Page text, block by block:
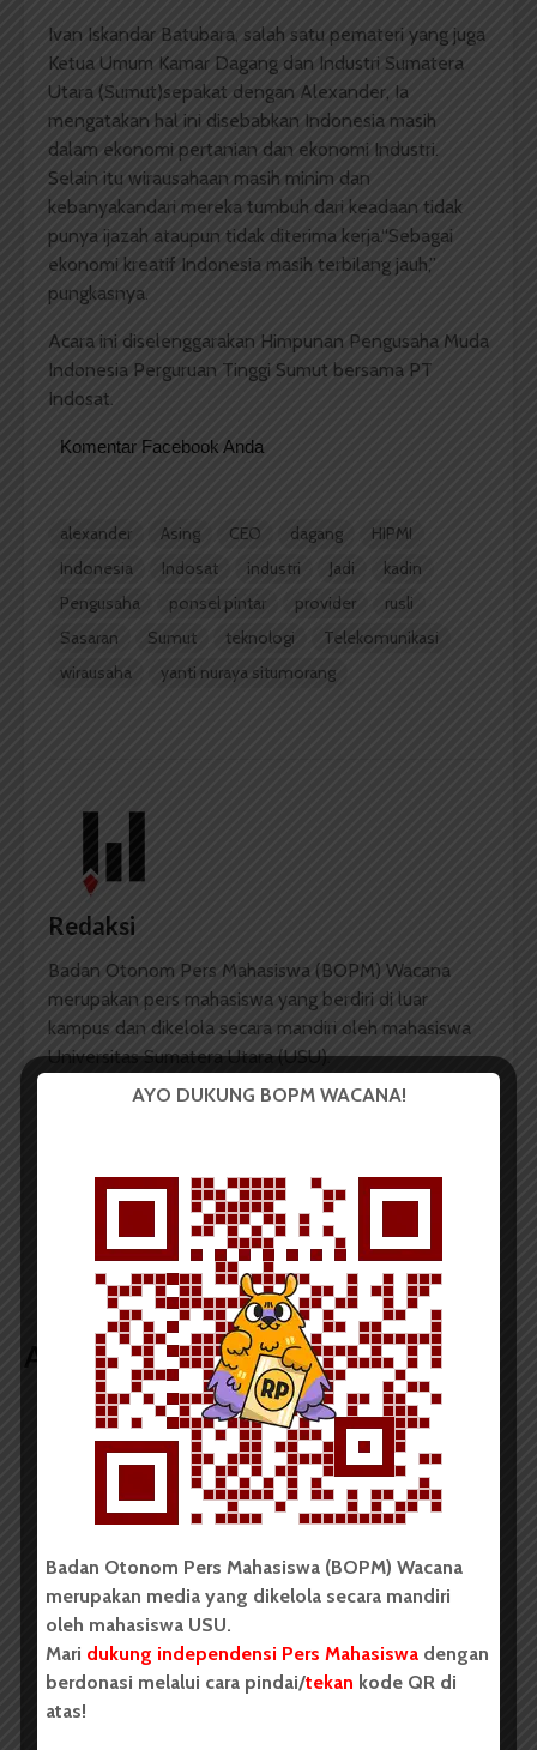
Ivan Iskandar Batubara, salah satu pemateri yang juga
Ketua Umum Kamar Dagang dan Industri Sumatera
Utara (Sumut)sepakat dengan Alexander, Ia
mengatakan hal ini disebabkan Indonesia masih
dalam ekonomi pertanian dan ekonomi Industri.
Selain itu wirausahaan masih minim dan
kebanyakandari mereka tumbuh dari keadaan tidak
punya ijazah ataupun tidak diterima kerja.“Sebagai
ekonomi kreatif Indonesia masih terbilang jauh,”
pungkasnya.
Acara ini diselenggarakan Himpunan Pengusaha Muda
Indonesia Perguruan Tinggi Sumut bersama PT
Indosat.
Komentar Facebook Anda
alexander Asing CEO dagang
HIPMI
Indonesia
Indosat industri Jadi
kadin
Pengusaha
ponsel pintar provider
rusli
Sasaran
Sumut teknologi
Telekomunikasi
wirausaha
yanti nuraya situmorang
Redaksi
Badan Otonom Pers Mahasiswa (BOPM) Wacana
merupakan pers mahasiswa yang berdiri di luar
kampus dan dikelola secara mandiri oleh mahasiswa
Universitas Sumatera Utara (USU).
Pema USU Minta
Perbaikan Instalasi Air-
Listrik Sekretariat
Daur Ulang Barang
Bekas Bisa Jadi Wadah
Promosi Kesehatan
Artikel terkait lain
BERITA KAMPUS
BPDP Sosialisasikan Lomba Riset
Mahasiswa 2026, Dorong Inovasi
Penelitian dalam Sektor
Perkebunan
AYO DUKUNG BOPM WACANA!
Badan Otonom Pers Mahasiswa (BOPM) Wacana
merupakan media yang dikelola secara mandiri
oleh mahasiswa USU.
Mari dukung independensi Pers Mahasiswa dengan
berdonasi melalui cara pindai/tekan kode QR di
atas!